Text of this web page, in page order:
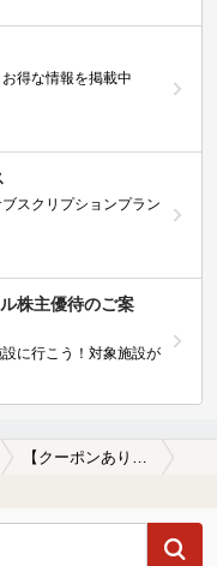
得な情報を掲載中
スクリプションプラン
株主優待のご案
に行こう！対象施設が